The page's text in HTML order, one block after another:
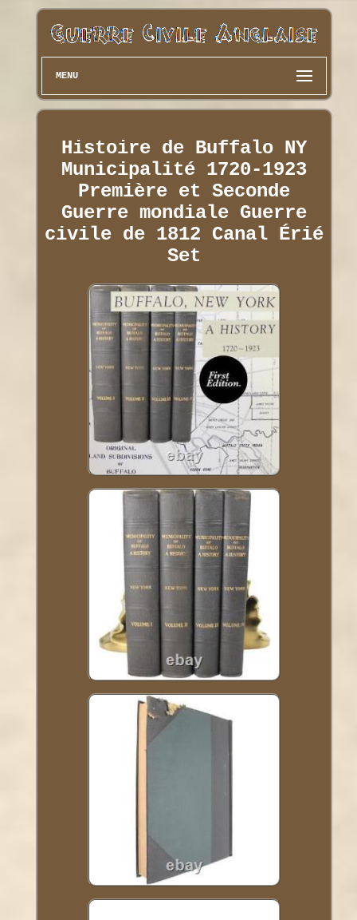
MENU
Histoire de Buffalo NY
Municipalité 1720-1923
Première et Seconde
Guerre mondiale Guerre
civile de 1812 Canal Érié
Set